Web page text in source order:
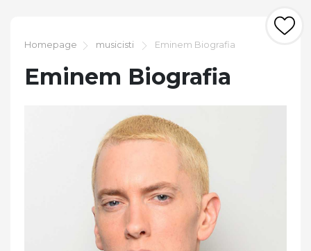
Homepage musicisti Eminem Biografia
Eminem Biografia